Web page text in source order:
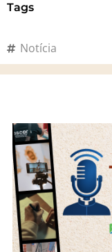
Tags
Notícia